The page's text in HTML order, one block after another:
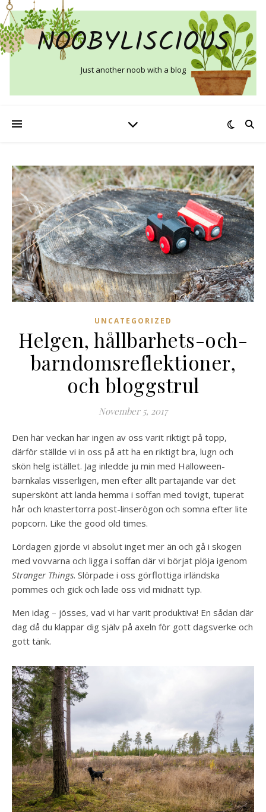
NOOBYLISCIOUS
Just another noob with a blog
UNCATEGORIZED
Helgen, hållbarhets-och-
barndomsreflektioner,
och bloggstrul
November 5, 2017
Den här veckan har ingen av oss varit riktigt på topp,
därför ställde vi in oss på att ha en riktigt bra, lugn och
skön helg istället. Jag inledde ju min med Halloween-
barnkalas visserligen, men efter allt partajande var det
superskönt att landa hemma i soffan med tovigt, tuperat
hår och knastertorra post-linserögon och somna efter lite
popcorn. Like the good old times.
Lördagen gjorde vi absolut inget mer än och gå i skogen
med vovvarna och ligga i soffan där vi börjat plöja igenom
Stranger Things. Slörpade i oss görflottiga irländska
pommes och gick och lade oss vid midnatt typ.
Men idag – jösses, vad vi har varit produktiva! En sådan där
dag då du klappar dig själv på axeln för gott dagsverke och
gott tänk.